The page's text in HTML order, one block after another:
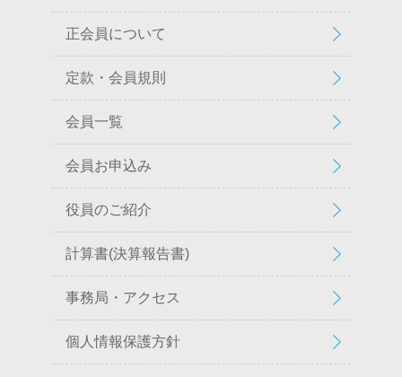
正会員について
定款・会員規則
会員一覧
会員お申込み
役員のご紹介
計算書(決算報告書)
事務局・アクセス
個人情報保護方針